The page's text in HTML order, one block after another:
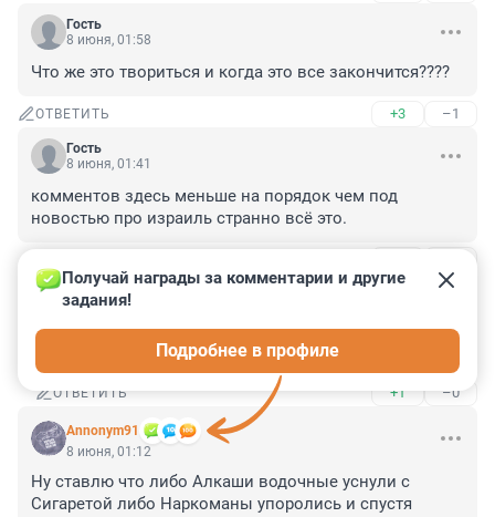
Гость
8 июня, 01:58
Что же это твориться и когда это все закончится????
ОТВЕТИТЬ +3 –1
Гость
8 июня, 01:41
комментов здесь меньше на порядок чем под
новостью про израиль странно всё это.
Гость
Израиль далеко... да и чужой он нам по духу...
ОТВЕТИТЬ +1 –0
Annonym91
Получай награды за комментарии и другие
задания!
Подробнее в профиле
8 июня, 01:12
Ну ставлю что либо Алкаши водочные уснули с
Сигаретой либо Наркоманы упоролись и спустя